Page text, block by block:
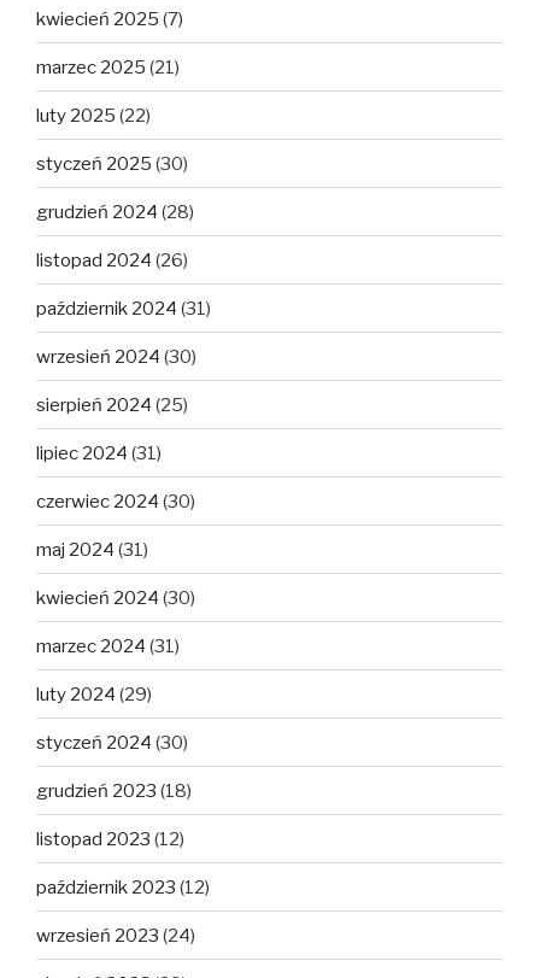
kwiecień 2025 (7)
marzec 2025 (21)
luty 2025 (22)
styczeń 2025 (30)
grudzień 2024 (28)
listopad 2024 (26)
październik 2024 (31)
wrzesień 2024 (30)
sierpień 2024 (25)
lipiec 2024 (31)
czerwiec 2024 (30)
maj 2024 (31)
kwiecień 2024 (30)
marzec 2024 (31)
luty 2024 (29)
styczeń 2024 (30)
grudzień 2023 (18)
listopad 2023 (12)
październik 2023 (12)
wrzesień 2023 (24)